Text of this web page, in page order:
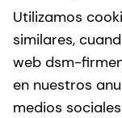
Utilizamos
similares,
web dsm-
en nuestros
medios